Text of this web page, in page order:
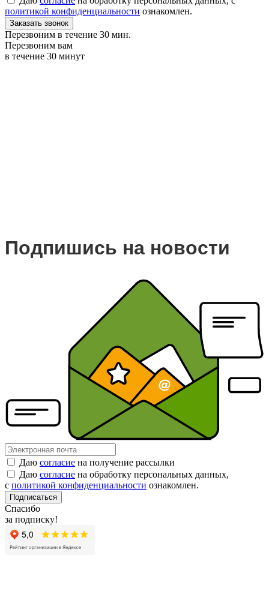
политикой конфиденциальности ознакомлен.
Заказать звонок
Перезвоним в течение 30 мин.
Перезвоним вам
в течение 30 минут
Подпишись на новости
Даю согласие на получение рассылки
Даю согласие на обработку персональных данных,
с политикой конфиденциальности ознакомлен.
Подписаться
Спасибо
за подписку!